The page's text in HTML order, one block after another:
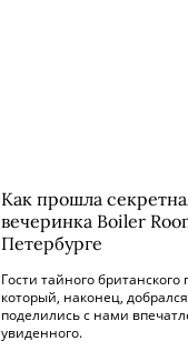
Как прошла
вечеринка Boiler
Петербурге
Гости тайного британского
который, наконец,
поделились с нами
увиденного.